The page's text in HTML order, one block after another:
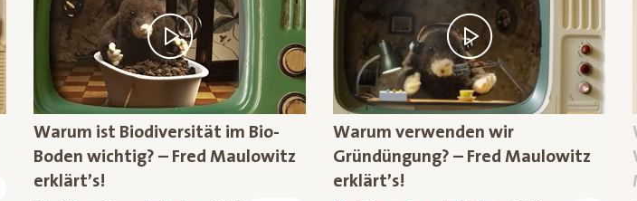
Warum ist Biodiversität im Bio-
Boden wichtig? – Fred Maulowitz
erklärt’s!
Warum verwenden wir
Gründüngung? – Fred Maulowitz
erklärt’s!